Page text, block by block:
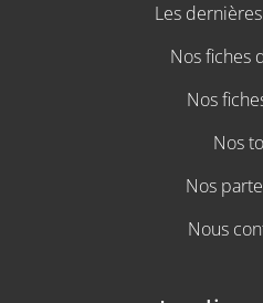
Les
Nos fiches
Nos
Nos
Nos
Nous